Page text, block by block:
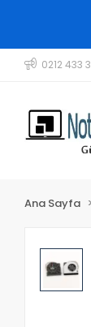
0212 433
Ana Sayfa